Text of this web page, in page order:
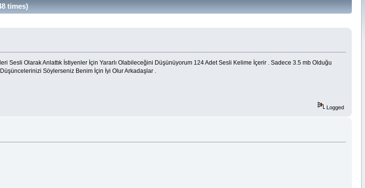
times)
Sesli Olarak Anlattık İstiyenler İçin Yararlı Olabileceğini Düşünüyorum 124 Adet Sesli Kelime İçerir . Sadece 3.5 mb Olduğu
Söylerseniz Benim İçin İyi Olur Arkadaşlar .
Logged